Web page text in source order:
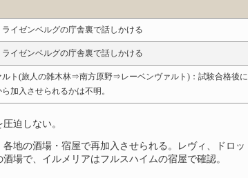
イゼンベルグの庁舎裏で話しかける
イゼンベルグの庁舎裏で話しかける
ルト(旅人の雑木林⇒南方原野⇒レーベンヴァルト)：試験合格後に
加入させられるかは不明。
迫しない。
地の酒場・宿屋で再加入させられる。レヴィ、ドロッ
場で、イルメリアはフルスハイムの宿屋で確認。